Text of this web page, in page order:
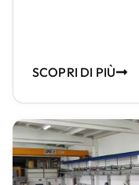
SCOPRI DI PIÙ